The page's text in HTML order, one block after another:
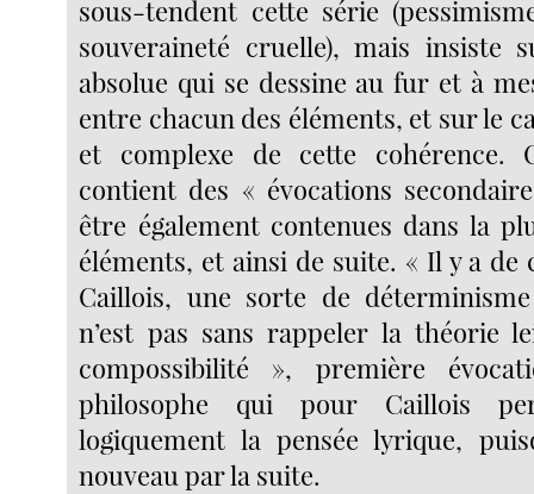
sous-tendent cette série
souveraineté cruelle), mais insiste
absolue qui se dessine au fur et à
entre chacun des éléments, et sur le
et complexe de cette cohérence.
contient des « évocations
être également contenues dans la
éléments, et ainsi de suite. « Il y a de
Caillois, une sorte de
n’est pas sans rappeler la théorie
compossibilité », première
philosophe qui pour Caillois
logiquement la pensée lyrique,
nouveau par la suite.